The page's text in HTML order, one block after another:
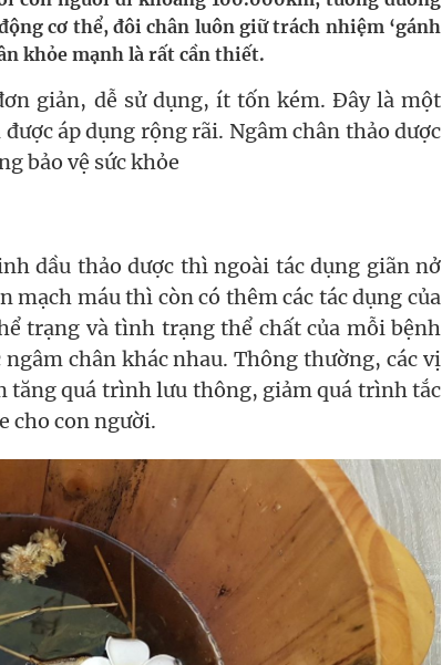
Nhân Sâm (Panax Spp.): Tổng
nhất 35 độ
cho người dân
cơ thể, đôi chân luôn giữ trách nhiệm ‘gánh
khỏe mạnh là rất cần thiết.
giản, dễ sử dụng, ít tốn kém. Đây là một
áp dụng rộng rãi. Ngâm chân thảo dược
bảo vệ sức khỏe
dầu thảo dược thì ngoài tác dụng giãn nở
máu thì còn có thêm các tác dụng của
trạng và tình trạng thể chất của mỗi bệnh
chân khác nhau. Thông thường, các vị
tăng quá trình lưu thông, giảm quá trình tắc
cho con người.